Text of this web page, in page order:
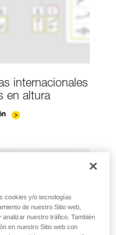
internacionales
en altura
cookies y/o tecnologías
de nuestro Sitio web,
nuestro tráfico. También
en nuestro Sitio web con